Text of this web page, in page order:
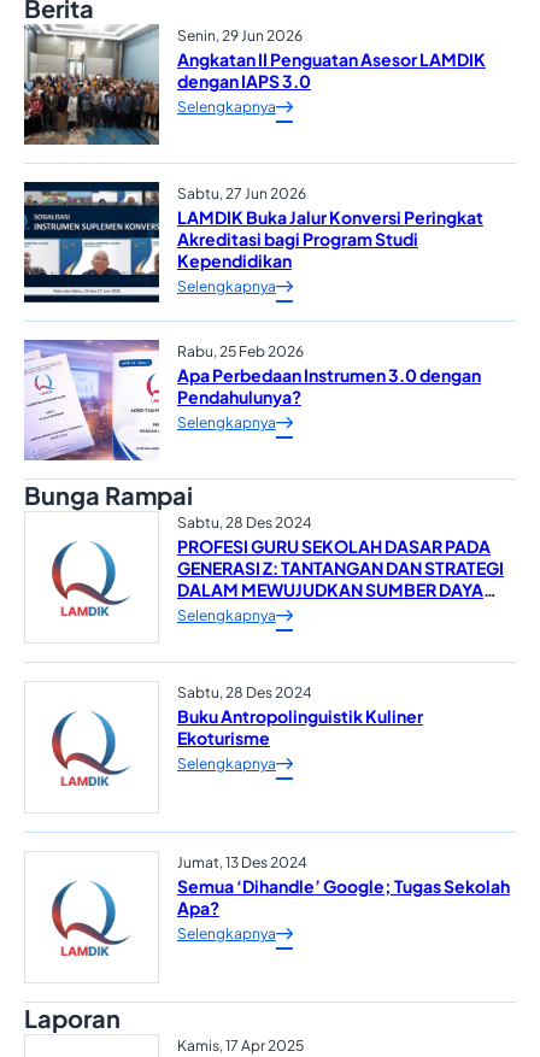
Berita
Senin, 29 Jun 2026
Angkatan II Penguatan Asesor LAMDIK
dengan IAPS 3.0
Selengkapnya
Sabtu, 27 Jun 2026
LAMDIK Buka Jalur Konversi Peringkat
Akreditasi bagi Program Studi
Kependidikan
Selengkapnya
Rabu, 25 Feb 2026
Apa Perbedaan Instrumen 3.0 dengan
Pendahulunya?
Selengkapnya
Bunga Rampai
Sabtu, 28 Des 2024
PROFESI GURU SEKOLAH DASAR PADA
GENERASI Z: TANTANGAN DAN STRATEGI
DALAM MEWUJUDKAN SUMBER DAYA
MANUSIA YANG UNGGUL*
Selengkapnya
Sabtu, 28 Des 2024
Buku Antropolinguistik Kuliner
Ekoturisme
Selengkapnya
Jumat, 13 Des 2024
Semua ‘Dihandle’ Google; Tugas Sekolah
Apa?
Selengkapnya
Laporan
Kamis, 17 Apr 2025